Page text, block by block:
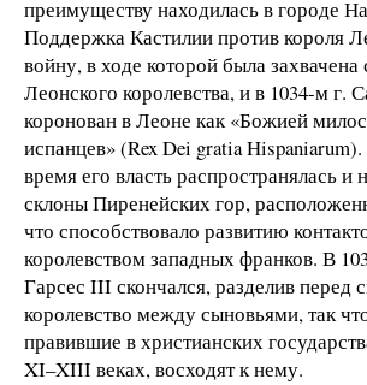
преимуществу находилась в городе
Поддержка Кастилии против короля
войну, в ходе которой была захвачена
Леонского королевства, и в 1034-м г.
коронован в Леоне как «Божией
испанцев» (Rex Dei gratia
время его власть распространялась и
склоны Пиренейских гор,
что способствовало развитию
королевством западных франков. В
Гарсес III скончался, разделив перед
королевство между сыновьями, так
правившие в христианских
XI–XIII веках, восходят к нему.